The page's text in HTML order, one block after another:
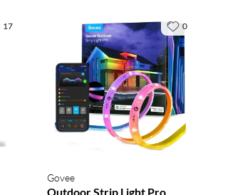
17
Govee
Outdoor Strip Light Pro
0